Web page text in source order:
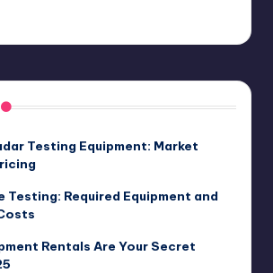
Testing Equipment: Market
Testing: Required Equipment and
Rentals Are Your Secret